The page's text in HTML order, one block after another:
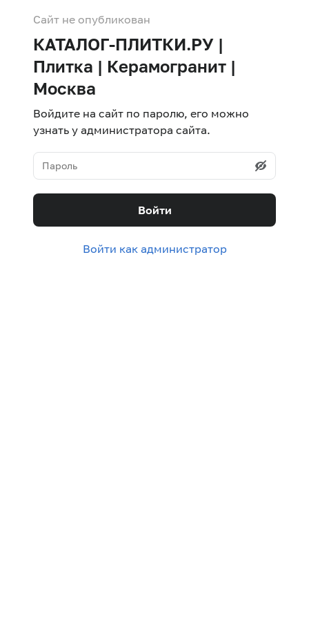
Сайт не опубликован
КАТАЛОГ-ПЛИТКИ.РУ |
Плитка | Керамогранит |
Москва
Войдите на сайт по паролю, его можно
узнать у администратора сайта.
Войти
Войти как администратор